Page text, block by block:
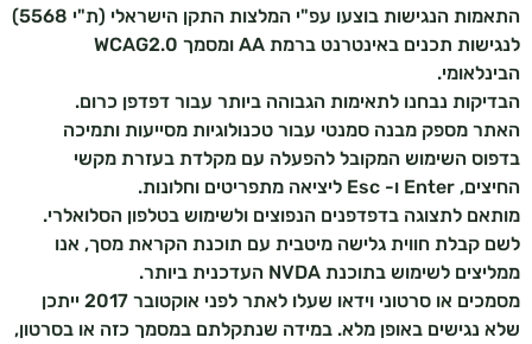
התאמות הנגישות בוצעו עפ"י המלצות התקן הישראלי (ת"י 5568)
לנגישות תכנים באינטרנט ברמת AA ומסמך WCAG2.0
הבינלאומי.
הבדיקות נבחנו לתאימות הגבוהה ביותר עבור דפדפן כרום.
האתר מספק מבנה סמנטי עבור טכנולוגיות מסייעות ותמיכה
בדפוס השימוש המקובל להפעלה עם מקלדת בעזרת מקשי
החיצים, Enter ו- Esc ליציאה מתפריטים וחלונות.
מותאם לתצוגה בדפדפנים הנפוצים ולשימוש בטלפון הסלואלרי.
לשם קבלת חווית גלישה מיטבית עם תוכנת הקראת מסך, אנו
ממליצים לשימוש בתוכנת NVDA העדכנית ביותר.
מסמכים או סרטוני וידאו שעלו לאתר לפני אוקטובר 2017 ייתכן
שלא נגישים באופן מלא. במידה שנתקלתם במסמך כזה או בסרטון,